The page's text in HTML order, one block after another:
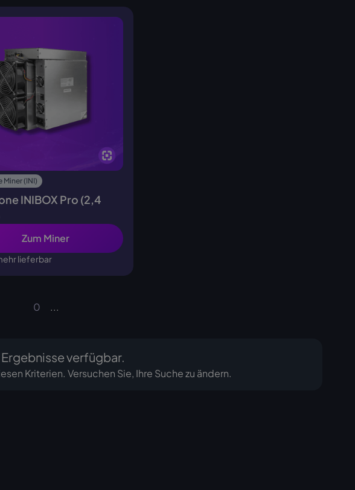
Miner (INI)
INIBOX Pro (2,4
Zum Miner
lieferbar
0 ...
verfügbar.
Kriterien. Versuchen Sie, Ihre Suche zu ändern.